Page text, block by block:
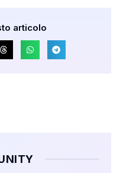
articolo